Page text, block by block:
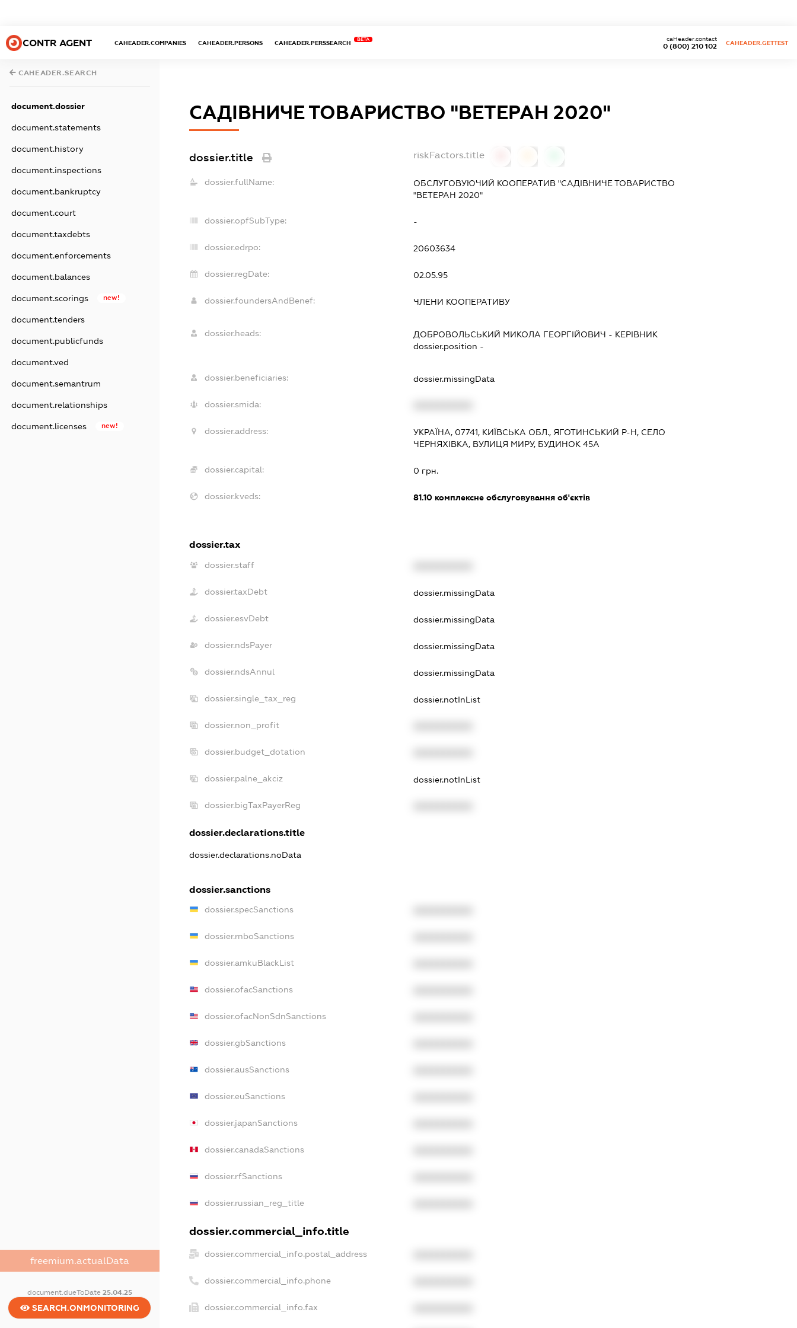
CONTR AGENT CAHEADER.COMPANIES CAHEADER.PERSONS CAHEADER.PERSSEARCH
BETA
0 (800) 210 102
caHeader.contact
CAHEADER.GETTEST
CAHEADER.SEARCH
document.dossier
document.statements
document.history
document.inspections
document.bankruptcy
document.court
document.taxdebts
document.enforcements
document.balances
document.scorings new!
document.tenders
document.publicfunds
document.ved
document.semantrum
document.relationships
document.licenses new!
freemium.actualData
document.dueToDate 25.04.25
SEARCH.ONMONITORING
САДІВНИЧЕ ТОВАРИСТВО "ВЕТЕРАН 2020"
dossier.title riskFactors.title
dossier.fullName:
ОБСЛУГОВУЮЧИЙ КООПЕРАТИВ "САДІВНИЧЕ ТОВАРИСТВО
"ВЕТЕРАН 2020"
dossier.opfSubType: -
dossier.edrpo: 20603634
dossier.regDate: 02.05.95
dossier.foundersAndBenef: ЧЛЕНИ КООПЕРАТИВУ
dossier.heads: ДОБРОВОЛЬСЬКИЙ МИКОЛА ГЕОРГІЙОВИЧ - КЕРІВНИК
dossier.position -
dossier.beneficiaries: dossier.missingData
dossier.smida:
dossier.address:
УКРАЇНА, 07741, КИЇВСЬКА ОБЛ., ЯГОТИНСЬКИЙ Р-Н, СЕЛО
ЧЕРНЯХІВКА, ВУЛИЦЯ МИРУ, БУДИНОК 45А
dossier.capital: 0 грн.
dossier.kveds: 81.10 комплексне обслуговування об'єктів
dossier.tax
dossier.staff
dossier.taxDebt dossier.missingData
dossier.esvDebt dossier.missingData
dossier.ndsPayer dossier.missingData
dossier.ndsAnnul dossier.missingData
dossier.single_tax_reg dossier.notInList
dossier.non_profit
dossier.budget_dotation
dossier.palne_akciz dossier.notInList
dossier.bigTaxPayerReg
dossier.declarations.title
dossier.declarations.noData
dossier.sanctions
dossier.specSanctions
dossier.rnboSanctions
dossier.amkuBlackList
dossier.ofacSanctions
dossier.ofacNonSdnSanctions
dossier.gbSanctions
dossier.ausSanctions
dossier.euSanctions
dossier.japanSanctions
dossier.canadaSanctions
dossier.rfSanctions
dossier.russian_reg_title
dossier.commercial_info.title
dossier.commercial_info.postal_address
dossier.commercial_info.phone
dossier.commercial_info.fax